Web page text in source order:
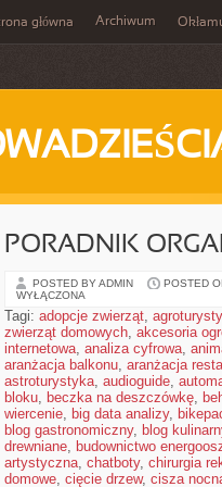
główna Archiwum
PORADNIK
POSTED BY ADMIN POSTED
WYŁĄCZONA
Tagi: adopcje zwierząt,
zwierząt domowych, akcesoria
internetowa, analiza cyfrowa,
aranżacja balkonu, aranżacja
astroturystyka, audioguide,
bloku, beczka na deszczówkę,
wiercenie, big data analizy,
blog gastronomiczny, blog
drewniane, budownictwo
artystyczna, chatboty, chirurgia
domowe, cięcie drzew, cisza